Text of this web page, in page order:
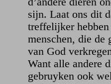
sijn. Laat ons dit
treffelijker hebben
menschen, die de
van God
Want alle andere
gebruyken ook